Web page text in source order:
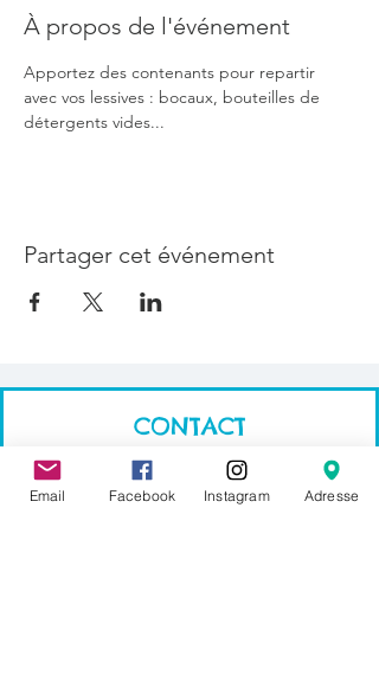
À propos de l'événement
Apportez des contenants pour repartir
avec vos lessives : bocaux, bouteilles de
détergents vides...
Partager cet événement
CONTACT
Molleke ASBL
64 rue de la Poudrière
Email Facebook Instagram Adresse